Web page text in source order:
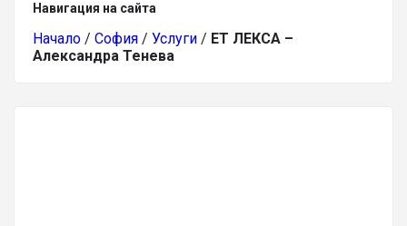
Навигация на сайта
Начало / София / Услуги / ЕТ ЛЕКСА –
Александра Тенева